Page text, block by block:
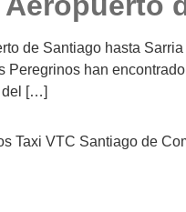
de Santiago hasta
Peregrinos han
del […]
Taxi VTC Santiago de